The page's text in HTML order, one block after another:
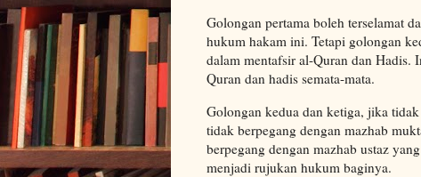
Golongan pertama boleh terselamat
hukum hakam ini. Tetapi golongan
dalam mentafsir al-Quran dan Hadis.
Quran dan hadis semata-mata.
Golongan kedua dan ketiga, jika
tidak berpegang dengan mazhab
berpegang dengan mazhab ustaz
menjadi rujukan hukum baginya.